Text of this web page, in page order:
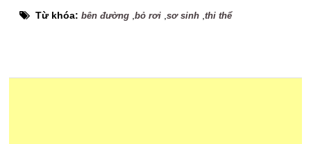
Từ khóa:bên đường ,bỏ rơi ,sơ sinh ,thi thể